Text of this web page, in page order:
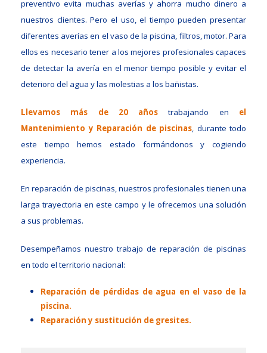
preventivo evita muchas averías y ahorra mucho dinero a
nuestros clientes. Pero el uso, el tiempo pueden presentar
diferentes averías en el vaso de la piscina, filtros, motor. Para
ellos es necesario tener a los mejores profesionales capaces
de detectar la avería en el menor tiempo posible y evitar el
deterioro del agua y las molestias a los bañistas.
Llevamos más de 20 añostrabajando en el
Mantenimiento y Reparación de piscinas, durante todo
este tiempo hemos estado formándonos y cogiendo
experiencia.
En reparación de piscinas, nuestros profesionales tienen una
larga trayectoria en este campo y le ofrecemos una solución
a sus problemas.
Desempeñamos nuestro trabajo de reparación de piscinas
en todo el territorio nacional:
Reparación de pérdidas de agua en el vaso de la
piscina.
Reparación y sustitución de gresites.